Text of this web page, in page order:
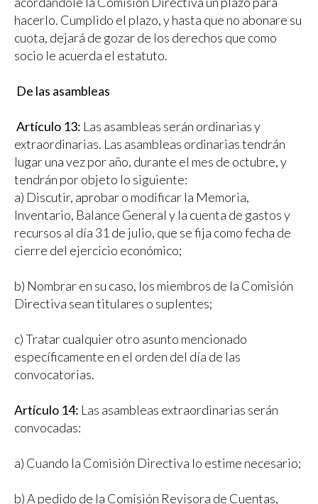
hacerlo. Cumplido el plazo, y hasta que no abonare su
cuota, dejará de gozar de los derechos que como
socio le acuerda el estatuto.
De las asambleas
Artículo 13: Las asambleas serán ordinarias y
extraordinarias. Las asambleas ordinarias tendrán
lugar una vez por año, durante el mes de octubre, y
tendrán por objeto lo siguiente:
a) Discutir, aprobar o modificar la Memoria,
Inventario, Balance General y la cuenta de gastos y
recursos al día 31 de julio, que se fija como fecha de
cierre del ejercicio económico;
b) Nombrar en su caso, los miembros de la Comisión
Directiva sean titulares o suplentes;
c) Tratar cualquier otro asunto mencionado
específicamente en el orden del día de las
convocatorias.
Artículo 14: Las asambleas extraordinarias serán
convocadas:
a) Cuando la Comisión Directiva lo estime necesario;
b) A pedido de la Comisión Revisora de Cuentas,